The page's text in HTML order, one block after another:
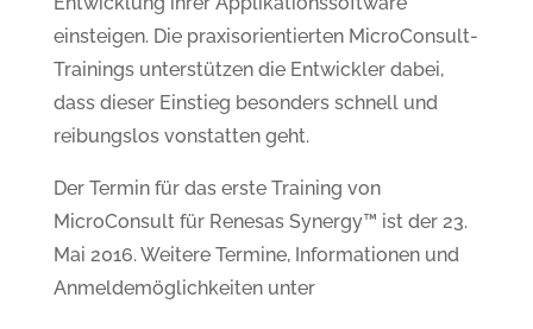
einsteigen. Die praxisorientierten MicroConsult-
Trainings unterstützen die Entwickler dabei,
dass dieser Einstieg besonders schnell und
reibungslos vonstatten geht.
Der Termin für das erste Training von
MicroConsult für Renesas Synergy™ ist der 23.
Mai 2016. Weitere Termine, Informationen und
Anmeldemöglichkeiten unter